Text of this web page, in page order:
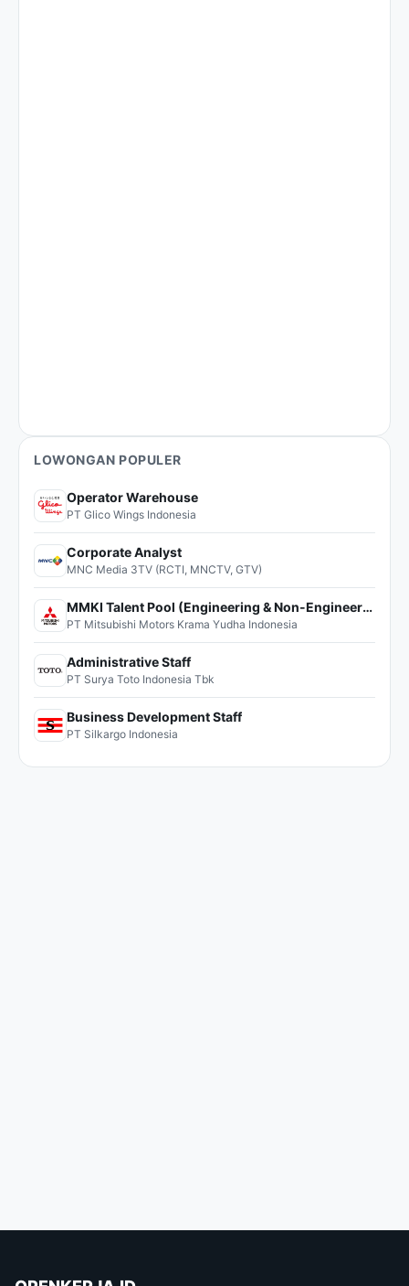
LOWONGAN POPULER
Operator Warehouse
PT Glico Wings Indonesia
Corporate Analyst
MNC Media 3TV (RCTI, MNCTV, GTV)
MMKI Talent Pool (Engineering & Non-Engineering)
PT Mitsubishi Motors Krama Yudha Indonesia
Administrative Staff
PT Surya Toto Indonesia Tbk
Business Development Staff
PT Silkargo Indonesia